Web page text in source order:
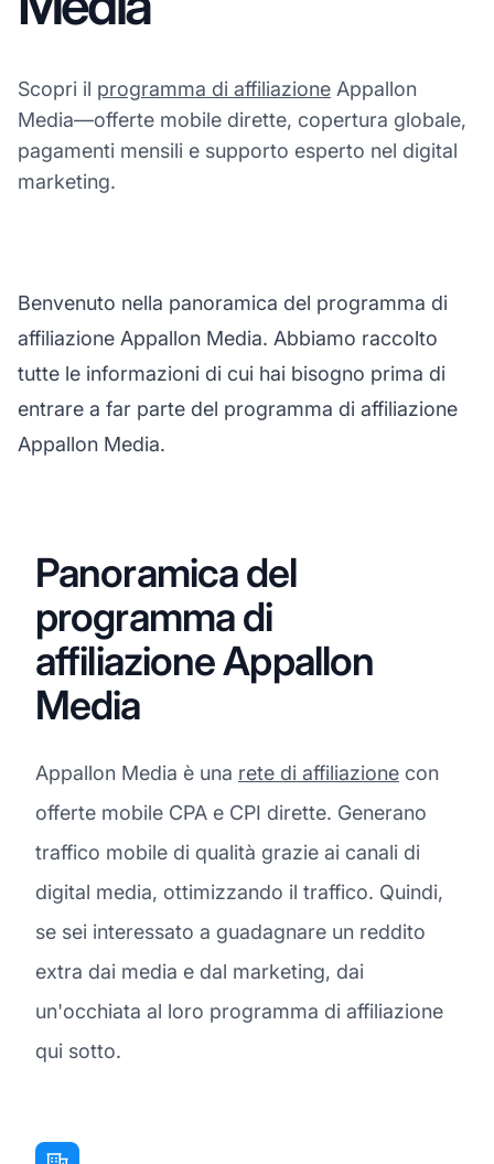
Scopri il programma di affiliazione Appallon
Media—offerte mobile dirette, copertura globale,
pagamenti mensili e supporto esperto nel digital
marketing.
Benvenuto nella panoramica del programma di
affiliazione Appallon Media. Abbiamo raccolto
tutte le informazioni di cui hai bisogno prima di
entrare a far parte del programma di affiliazione
Appallon Media.
Panoramica del
programma di
affiliazione Appallon
Media
Appallon Media è una rete di affiliazione con
offerte mobile CPA e CPI dirette. Generano
traffico mobile di qualità grazie ai canali di
digital media, ottimizzando il traffico. Quindi,
se sei interessato a guadagnare un reddito
extra dai media e dal marketing, dai
un'occhiata al loro programma di affiliazione
qui sotto.